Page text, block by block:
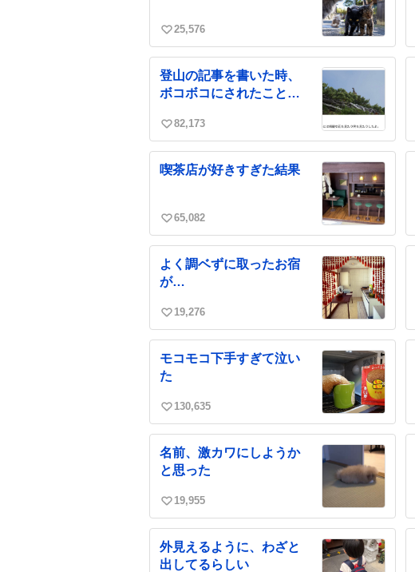
い
ね
数
25,576
登山の記事を書いた時、
ボコボコにされたことが
い
ね
数
82,173
喫茶店が好きすぎた結果
い
ね
数
65,082
よく調ベずに取ったお宿
が…
い
数
19,276
モコモコ下手すぎて泣い
た
い
ね
数
130,635
名前、激カワにしようか
と思った
い
ね
数
19,955
外見えるように、わざと
出してるらしい